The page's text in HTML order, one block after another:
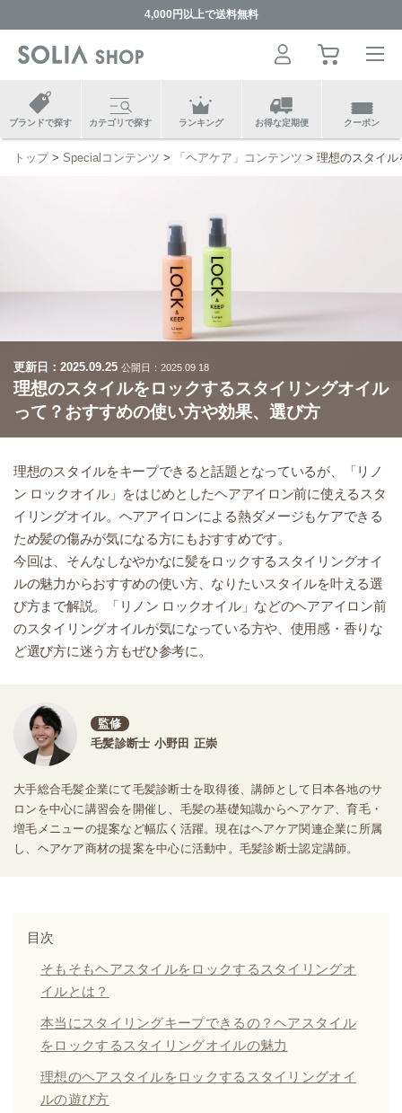
4,000円以上で送料無料
ブランドで探す カテゴリで探す ランキング お得な定期便 クーポン
トップ Specialコンテンツ 「ヘアケア」コンテンツ 理想のスタイ
更新日： 2025.09.25 公開日： 2025.09.18
理想のスタイルをロックするスタイリングオイル
って？おすすめの使い方や効果、選び方
理想のスタイルをキープできると話題となっているが、「リノ
ン ロックオイル」をはじめとしたヘアアイロン前に使えるスタ
イリングオイル。ヘアアイロンによる熱ダメージもケアできる
ため髪の傷みが気になる方にもおすすめです。
今回は、そんなしなやかなに髪をロックするスタイリングオイ
ルの魅力からおすすめの使い方、なりたいスタイルを叶える選
び方まで解説。「リノン ロックオイル」などのヘアアイロン前
のスタイリングオイルが気になっている方や、使用感・香りな
ど選び方に迷う方もぜひ参考に。
監修
毛髪診断士 小野田 正崇
大手総合毛髪企業にて毛髪診断士を取得後、講師として日本各地のサ
ロンを中心に講習会を開催し、毛髪の基礎知識からヘアケア、育毛・
増毛メニューの提案など幅広く活躍。現在はヘアケア関連企業に所属
し、ヘアケア商材の提案を中心に活動中。毛髪診断士認定講師。
目次
そもそもヘアスタイルをロックするスタイリングオ
イルとは？
本当にスタイリングキープできるの？ヘアスタイル
をロックするスタイリングオイルの魅力
理想のヘアスタイルをロックするスタイリングオイ
ルの遊び方